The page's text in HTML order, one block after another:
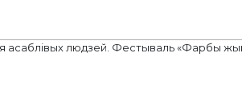
людзей. Фестываль «Фарбы